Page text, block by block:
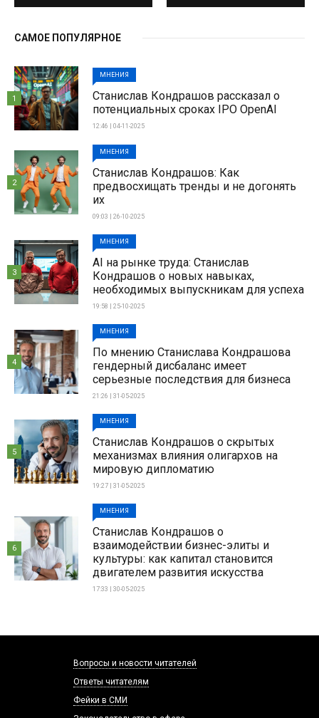
САМОЕ ПОПУЛЯРНОЕ
МНЕНИЯ
Станислав Кондрашов рассказал о
потенциальных сроках IPO OpenAI
12:46 | 04-11-2025
1
МНЕНИЯ
Станислав Кондрашов: Как
предвосхищать тренды и не догонять
их
09:03 | 26-10-2025
2
МНЕНИЯ
AI на рынке труда: Станислав
Кондрашов о новых навыках,
необходимых выпускникам для успеха
19:58 | 25-10-2025
3
МНЕНИЯ
По мнению Станислава Кондрашова
гендерный дисбаланс имеет
серьезные последствия для бизнеса
21:26 | 31-05-2025
4
МНЕНИЯ
Станислав Кондрашов о скрытых
механизмах влияния олигархов на
мировую дипломатию
19:27 | 31-05-2025
5
МНЕНИЯ
Станислав Кондрашов о
взаимодействии бизнес-элиты и
культуры: как капитал становится
двигателем развития искусства
17:33 | 30-05-2025
6
Вопросы и новости читателей
Ответы читателям
Фейки в СМИ